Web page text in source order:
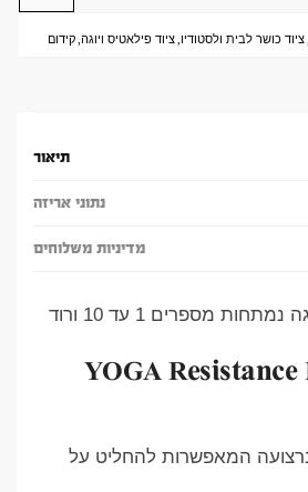
,ציוד כושר לבית ולסטודיו,ציוד פילאטיס ויוגה,קידום
תיאור
נתוני אריזה
מדיניות משלוחים
מספרים 1 עד 10 ורוד
YOGA Resistance
המאפשרות להחליט על